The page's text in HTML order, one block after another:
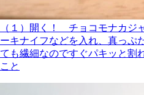
（１）開く！ チョコモナカジ
ーキナイフなどを入れ、真っぷ
ても繊細なのですぐパキッと割
こと